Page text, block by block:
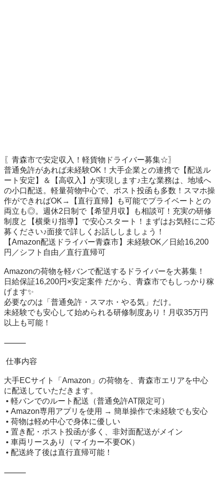
〖青森市で安定収入！軽貨物ドライバー募集☆〗
普通免許があれば未経験OK！大手企業との連携で【配送ル
ート安定】＆【高収入】が実現します♪主な業務は、地域へ
の小口配送。軽量荷物中心で、ポスト投函も多数！スマホ操
作ができればOK→【直行直帰】も可能でプライベートとの
両立も◎。週休2日制で【希望月収】も相談可！充実の研修
制度と【横乗り指導】で安心スタート！まずはお気軽にご応
募ください♪面接で詳しくお話ししましょう！
【Amazon配送ドライバー青森市】未経験OK／日給16,200
円／シフト自由／直行直帰可
Amazonの荷物を軽バンで配送するドライバーを大募集！
日給保証16,200円×安定案件 だから、青森市でもしっかり稼
げます✨
必要なのは「普通免許・スマホ・やる気」だけ。
未経験でも安心して始められる研修制度あり！月収35万円
以上も可能！
⸻
大手ECサイト「Amazon」の荷物を、青森市エリアを中心
に配送していただきます。
⸻